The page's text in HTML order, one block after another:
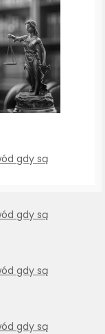
gdy są
gdy są
gdy są
gdy są